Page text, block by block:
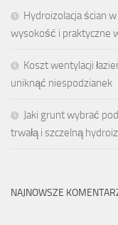
Hydroizolacja ścian
wysokość i praktyczne
Koszt wentylacji
uniknąć niespodzianek
Jaki grunt wybrać
trwałą i szczelną
NAJNOWSZE